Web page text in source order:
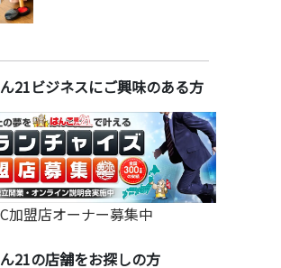
21ビジネスにご興味のある方
加盟店オーナー募集中
21の店舗をお探しの方